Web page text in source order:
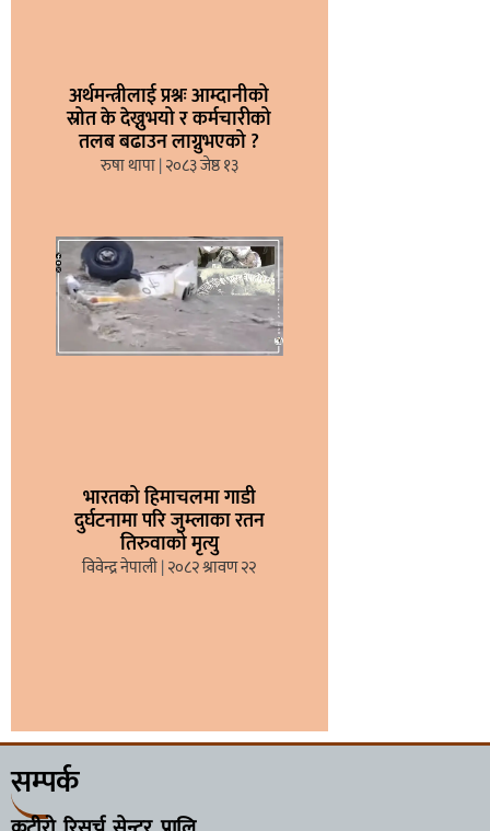
अर्थमन्त्रीलाई प्रश्नः आम्दानीको
स्रोत के देख्नुभयो र कर्मचारीको
तलब बढाउन लाग्नुभएको ?
रुषा थापा २०८३ जेष्ठ १३
भारतको हिमाचलमा गाडी
दुर्घटनामा परि जुम्लाका रतन
तिरुवाको मृत्यु
विवेन्द्र नेपाली २०८२ श्रावण २२
सम्पर्क